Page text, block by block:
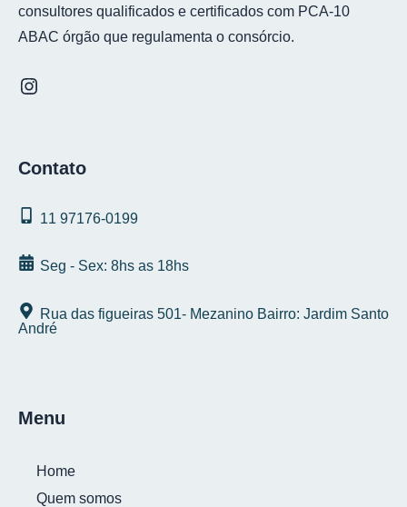
consultores qualificados e certificados com PCA-10
ABAC órgão que regulamenta o consórcio.
Contato
11 97176‑0199
Seg - Sex: 8hs as 18hs
Rua das figueiras 501- Mezanino Bairro: Jardim Santo
André
Menu
Home
Quem somos